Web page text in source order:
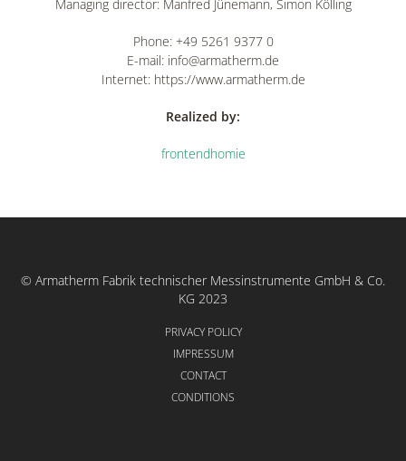
Managing director: Manfred Jünemann, Simon Kölling
Phone: +49 5261 9377 0
E-mail: info@armatherm.de
Internet: https://www.armatherm.de
Realized by:
frontendhomie
© Armatherm Fabrik technischer Messinstrumente GmbH & Co.
KG 2023
PRIVACY POLICY
IMPRESSUM
CONTACT
CONDITIONS